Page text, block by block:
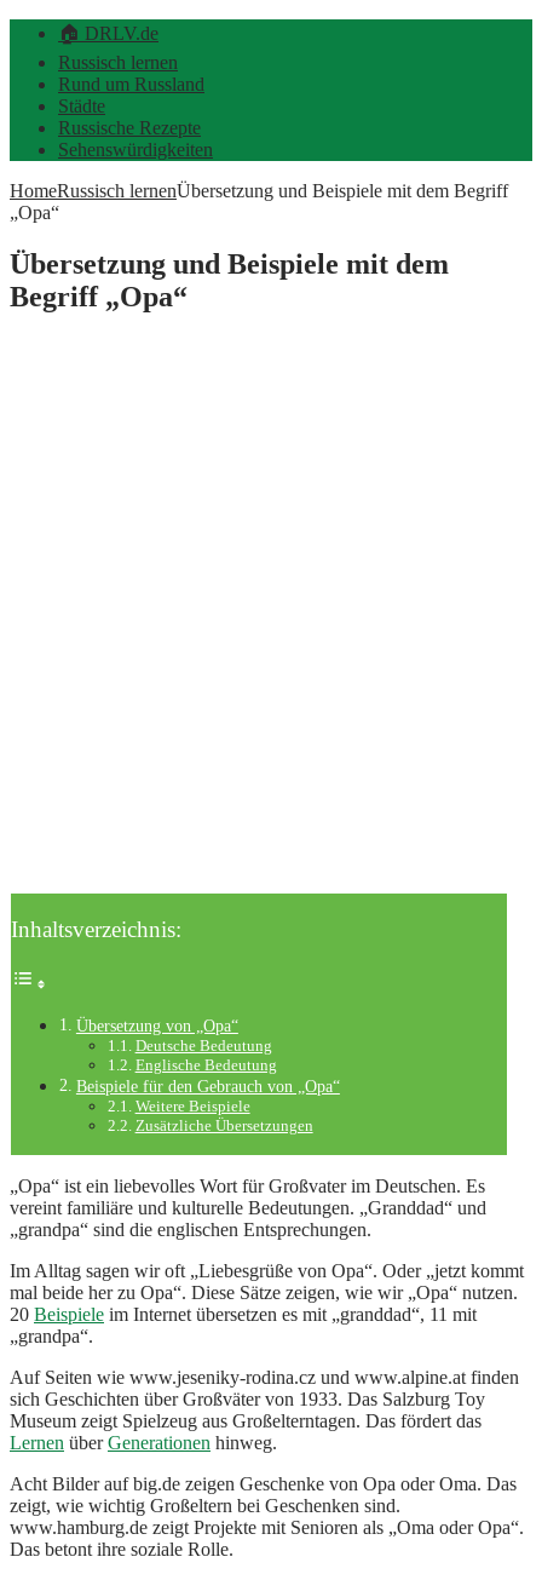
🏠 DRLV.de
Russisch lernen
Rund um Russland
Städte
Russische Rezepte
Sehenswürdigkeiten
HomeRussisch lernenÜbersetzung und Beispiele mit dem Begriff
„Opa“
Übersetzung und Beispiele mit dem
Begriff „Opa“
Inhaltsverzeichnis:
Übersetzung von „Opa“
Deutsche Bedeutung
Englische Bedeutung
Beispiele für den Gebrauch von „Opa“
Weitere Beispiele
Zusätzliche Übersetzungen
„Opa“ ist ein liebevolles Wort für Großvater im Deutschen. Es
vereint familiäre und kulturelle Bedeutungen. „Granddad“ und
„grandpa“ sind die englischen Entsprechungen.
Im Alltag sagen wir oft „Liebesgrüße von Opa“. Oder „jetzt kommt
mal beide her zu Opa“. Diese Sätze zeigen, wie wir „Opa“ nutzen.
20 Beispiele im Internet übersetzen es mit „granddad“, 11 mit
„grandpa“.
Auf Seiten wie www.jeseniky-rodina.cz und www.alpine.at finden
sich Geschichten über Großväter von 1933. Das Salzburg Toy
Museum zeigt Spielzeug aus Großelterntagen. Das fördert das
Lernen überGenerationen hinweg.
Acht Bilder auf big.de zeigen Geschenke von Opa oder Oma. Das
zeigt, wie wichtig Großeltern bei Geschenken sind.
www.hamburg.de zeigt Projekte mit Senioren als „Oma oder Opa“.
Das betont ihre soziale Rolle.